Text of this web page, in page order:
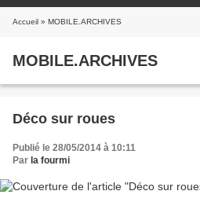
Accueil » MOBILE.ARCHIVES
MOBILE.ARCHIVES
Déco sur roues
Publié le 28/05/2014 à 10:11
Par la fourmi